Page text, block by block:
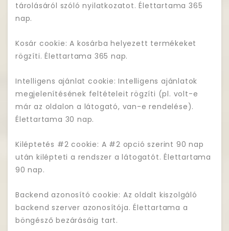
tárolásáról szóló nyilatkozatot. Élettartama 365
nap.
Kosár cookie: A kosárba helyezett termékeket
rögzíti. Élettartama 365 nap.
Intelligens ajánlat cookie: Intelligens ajánlatok
megjelenítésének feltételeit rögzíti (pl. volt-e
már az oldalon a látogató, van-e rendelése).
Élettartama 30 nap.
Kiléptetés #2 cookie: A #2 opció szerint 90 nap
után kilépteti a rendszer a látogatót. Élettartama
90 nap.
Backend azonosító cookie: Az oldalt kiszolgáló
backend szerver azonosítója. Élettartama a
böngésző bezárásáig tart.